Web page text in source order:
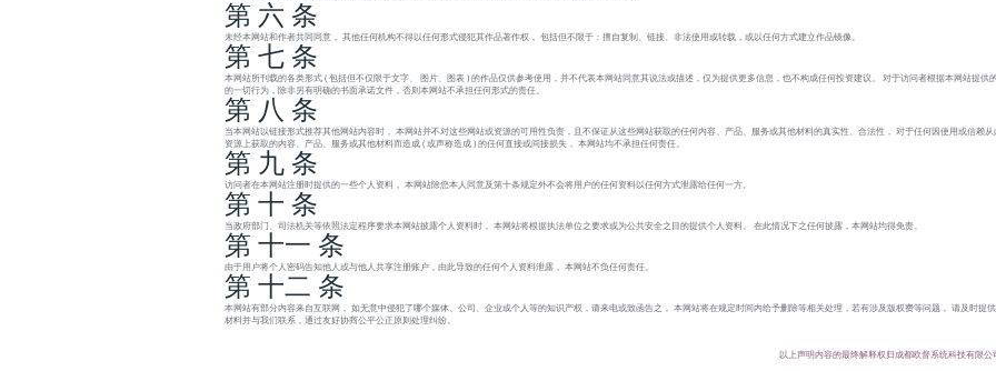
第 六 条
未经本网站和作者共同同意， 其他任何机构不得以任何形式侵犯其作品著作权， 包括但不限于：擅自复制、链接、非法使用或转载，或以任何方式建立作品镜像。
第 七 条
本网站所刊载的各类形式 ( 包括但不仅限于文字、 图片、图表 ) 的作品仅供参考使用，并不代表本网站同意其说法或描述，仅为提供更多信息，也不构成任何投资建议。 对于访问者根据本网站提供
的一切行为，除非另有明确的书面承诺文件，否则本网站不承担任何形式的责任。
第 八 条
当本网站以链接形式推荐其他网站内容时， 本网站并不对这些网站或资源的可用性负责，且不保证从这些网站获取的任何内容、产品、服务或其他材料的真实性、合法性， 对于任何因使用或信赖从
资源上获取的内容、产品、服务或其他材料而造成 ( 或声称造成 ) 的任何直接或间接损失， 本网站均不承担任何责任。
第 九 条
访问者在本网站注册时提供的一些个人资料， 本网站除您本人同意及第十条规定外不会将用户的任何资料以任何方式泄露给任何一方。
第 十 条
当政府部门、司法机关等依照法定程序要求本网站披露个人资料时， 本网站将根据执法单位之要求或为公共安全之目的提供个人资料。 在此情况下之任何披露，本网站均得免责。
第 十一 条
由于用户将个人密码告知他人或与他人共享注册账户，由此导致的任何个人资料泄露， 本网站不负任何责任。
第 十二 条
本网站有部分内容来自互联网， 如无意中侵犯了哪个媒体、公司、企业或个人等的知识产权，请来电或致函告之， 本网站将在规定时间内给予删除等相关处理，若有涉及版权费等问题， 请及时提
材料并与我们联系，通过友好协商公平公正原则处理纠纷。
以上声明内容的最终解释权归成都欧督系统科技有限公